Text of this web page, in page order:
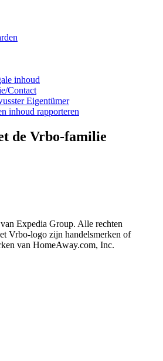
inhoud
Contact
Eigentümer
inhoud rapporteren
de Vrbo-familie
Expedia Group. Alle rechten
Vrbo-logo zijn handelsmerken of
van HomeAway.com, Inc.